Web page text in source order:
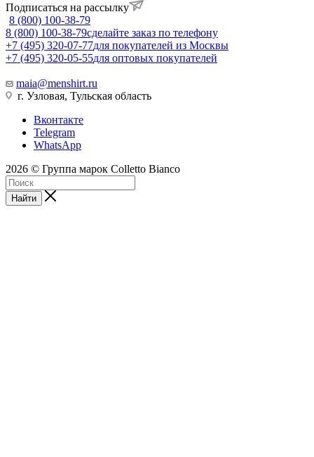
Подписаться на рассылку
8 (800) 100-38-79
8 (800) 100-38-79сделайте заказ по телефону
+7 (495) 320-07-77для покупателей из Москвы
+7 (495) 320-05-55для оптовых покупателей
maia@menshirt.ru
г. Узловая, Тульская область
Вконтакте
Telegram
WhatsApp
2026 © Группа марок Colletto Bianco
Найти